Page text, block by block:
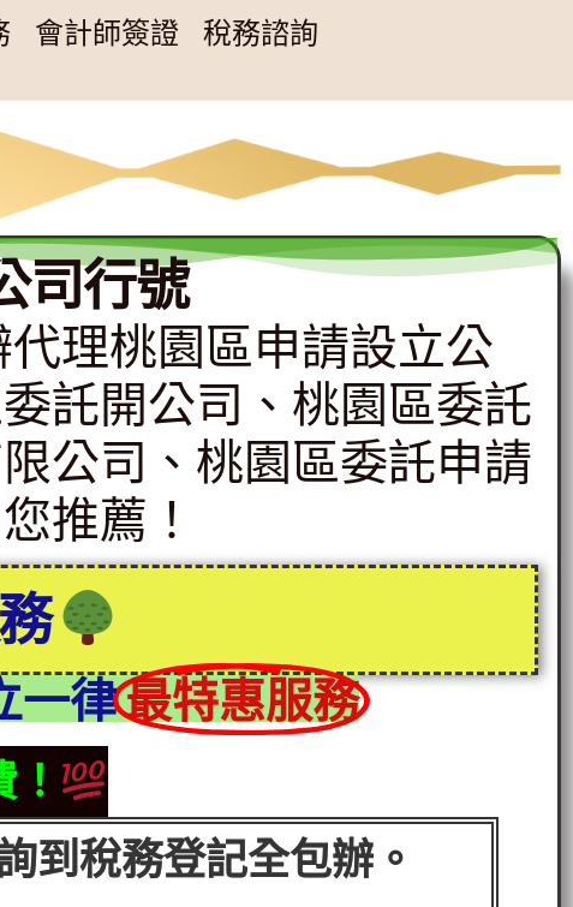
會計師簽證
稅務諮詢
司行號
理桃園區申請設立公
託開公司、桃園區委託
公司、桃園區委託申請
推薦！
一律最特惠服務
到稅務登記全包辦。